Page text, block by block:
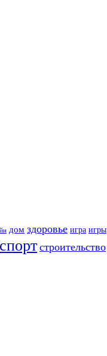
дом здоровье игра игры
спорт строительство